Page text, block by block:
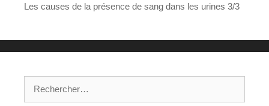
Les causes de la présence de sang dans les urines 3/3